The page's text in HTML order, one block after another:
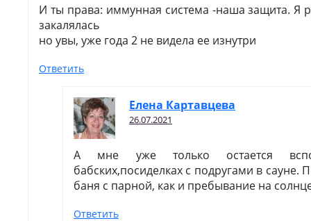
И ты права: иммунная система -наша защита. Я
закалялась
но увы, уже года 2 не видела ее изнутри
Ответить
Елена Картавцева
26.07.2021
А мне уже только остается
бабских,посиделках с подругами в сауне.
баня с парной, как и пребывание на
Ответить